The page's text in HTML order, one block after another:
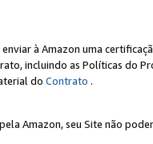
à Amazon uma
incluindo as Políticas do
do Contrato .
Amazon, seu Site não